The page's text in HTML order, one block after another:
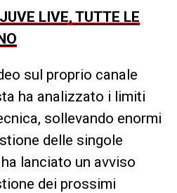
LIVE, TUTTE LE
sul proprio canale
ha analizzato i limiti
sollevando enormi
delle singole
lanciato un avviso
dei prossimi